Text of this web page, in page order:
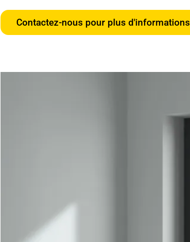
Contactez-nous pour plus d'informations